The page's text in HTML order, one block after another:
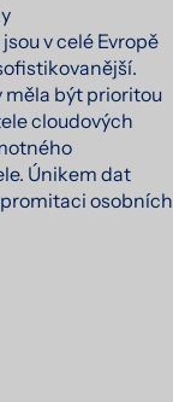
v celé Evropě
měla být prioritou
cloudových
Únikem dat
osobních